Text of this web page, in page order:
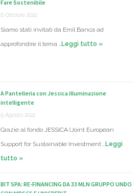
Fare Sostenibile
6 Ottobre 2022
Siamo stati invitati da Emil Banca ad
approfondire il tema …Leggi tutto »
A Pantelleria con Jessica illuminazione
intelligente
9 Agosto 2022
Grazie al fondo JESSICA (Joint European
Support for Sustainable Investment …Leggi
tutto »
BIT SPA: RE-FINANCING DA 33 MLN GRUPPO UNDO